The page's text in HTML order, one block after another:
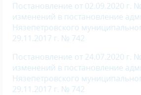
Постановление от 02.09.2020 г.
изменений в постановление
Нязепетровского
29.11.2017 г. № 742
Постановление от 24.07.2020 г.
изменений в постановление
Нязепетровского
29.11.2017 г. № 742